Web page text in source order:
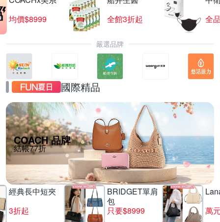
均價$8999
全館3折起
全
嚴選品牌
國際精品
COACH 品牌
結帳77折
經典長中短夾
3折起
BRIDGET單肩
包
只要$8999
萬